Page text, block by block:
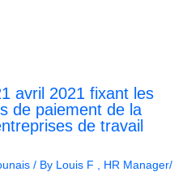
avril 2021 fixant les
de paiement de la
de travail
/ By Louis F , HR Manager/